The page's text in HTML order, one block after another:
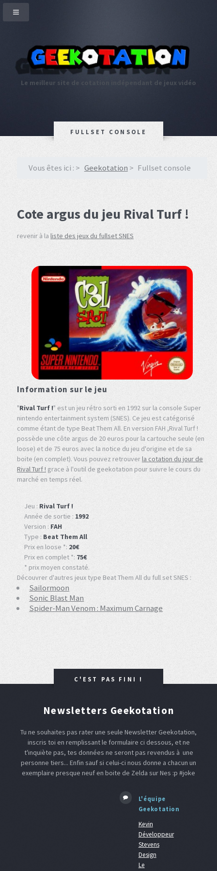
Le meilleur site de cotation indépendant de jeux vidéo
FULLSET CONSOLE
Vous êtes ici : Geekotation Fullset console
Cote argus du jeu Rival Turf !
revenir à la liste des jeux du fullset SNES
Information sur le jeu
"Rival Turf !" est un jeu rétro sorti en 1992 sur la console Super
nintendo entertainment system (SNES). Ce jeu est catégorisé
comme étant de type Beat Them All. En version FAH ,Rival Turf !
possède une côte argus de 20 euros pour la cartouche seule (en
loose) et de 75 euros avec la notice du jeu d'origine et de sa
boite (en complet). Vous pouvez retrouverla cotation du jour de
Rival Turf ! grace à l'outil de geekotation pour suivre le cours du
marché en temps réel.
Jeu : Rival Turf !
Année de sortie : 1992
Version : FAH
Type : Beat Them All
Prix en loose *: 20€
Prix en complet *: 75€
* prix moyen constaté.
Découvrer d'autres jeux type Beat Them All du full set SNES :
Sailormoon
Sonic Blast Man
Spider-Man Venom : Maximum Carnage
C'EST PAS FINI !
Newsletters Geekotation
Tu ne souhaites pas rater une seule Newsletter Geekotation,
inscris toi en remplissant le formulaire ci dessous, et ne
t'inquiète pas, tes données ne seront pas revendus à une
personne tiers... Enfin sauf si celui-ci nous donne a chacun un
exemplaire presque neuf en boite de Zelda sur Nes :p #joke
L'équipe
Geekotation
Kevin
Développeur
Stevens
Design
Le